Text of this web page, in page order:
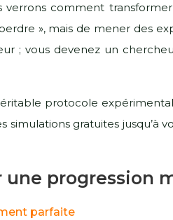
comment
», mais de mener des
; vous devenez un
protocole
gratuites jusqu’à
progression
parfaite